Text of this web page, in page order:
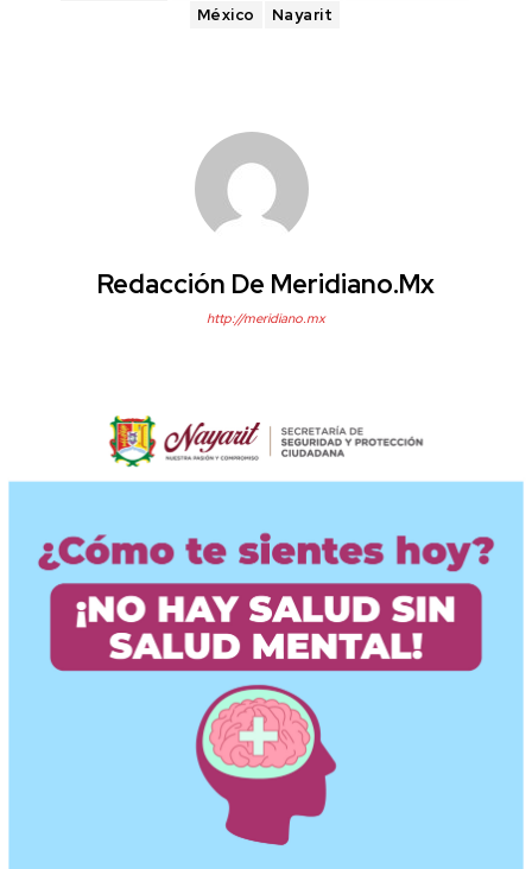
México
Nayarit
Redacción De Meridiano.mx
http://meridiano.mx